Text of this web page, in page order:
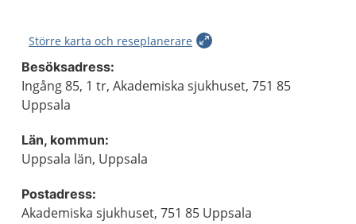
Större karta och reseplanerare
Besöksadress:
Ingång 85, 1 tr, Akademiska sjukhuset, 751 85
Uppsala
Län, kommun:
Uppsala län, Uppsala
Postadress:
Akademiska sjukhuset, 751 85 Uppsala